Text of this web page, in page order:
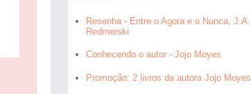
Resenha - Entre o Agora e o Nunca, J.A.
Redmerski
Conhecendo o autor - Jojo Moyes
Promoção: 2 livros da autora Jojo Moyes